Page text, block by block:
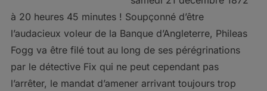
à 20 heures 45 minutes ! Soupçonné d’être
l’audacieux voleur de la Banque d’Angleterre, Phileas
Fogg va être filé tout au long de ses pérégrinations
par le détective Fix qui ne peut cependant pas
l’arrêter, le mandat d’amener arrivant toujours trop